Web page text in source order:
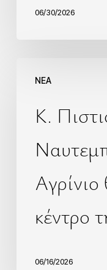
06/30/2026
NEA
Κ.
Αγρίνιο
κέντρο
06/16/2026